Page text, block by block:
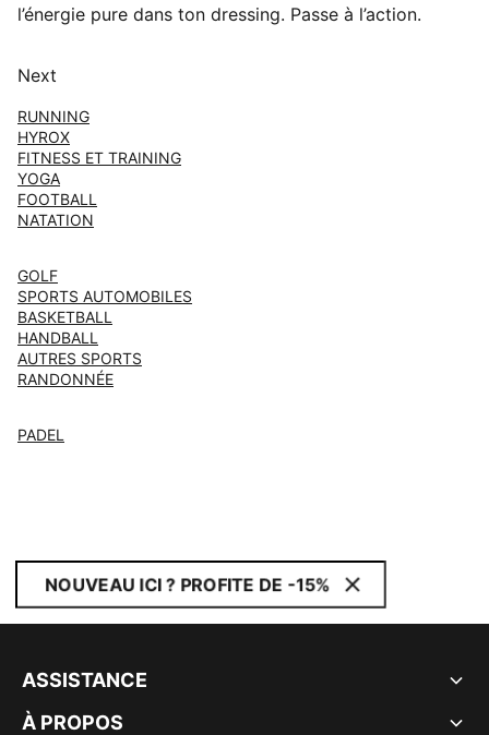
l’énergie pure dans ton dressing. Passe à l’action.
Next
RUNNING
HYROX
FITNESS ET TRAINING
YOGA
FOOTBALL
NATATION
GOLF
SPORTS AUTOMOBILES
BASKETBALL
HANDBALL
AUTRES SPORTS
RANDONNÉE
PADEL
NOUVEAU ICI ? PROFITE DE -15%
ASSISTANCE
À PROPOS